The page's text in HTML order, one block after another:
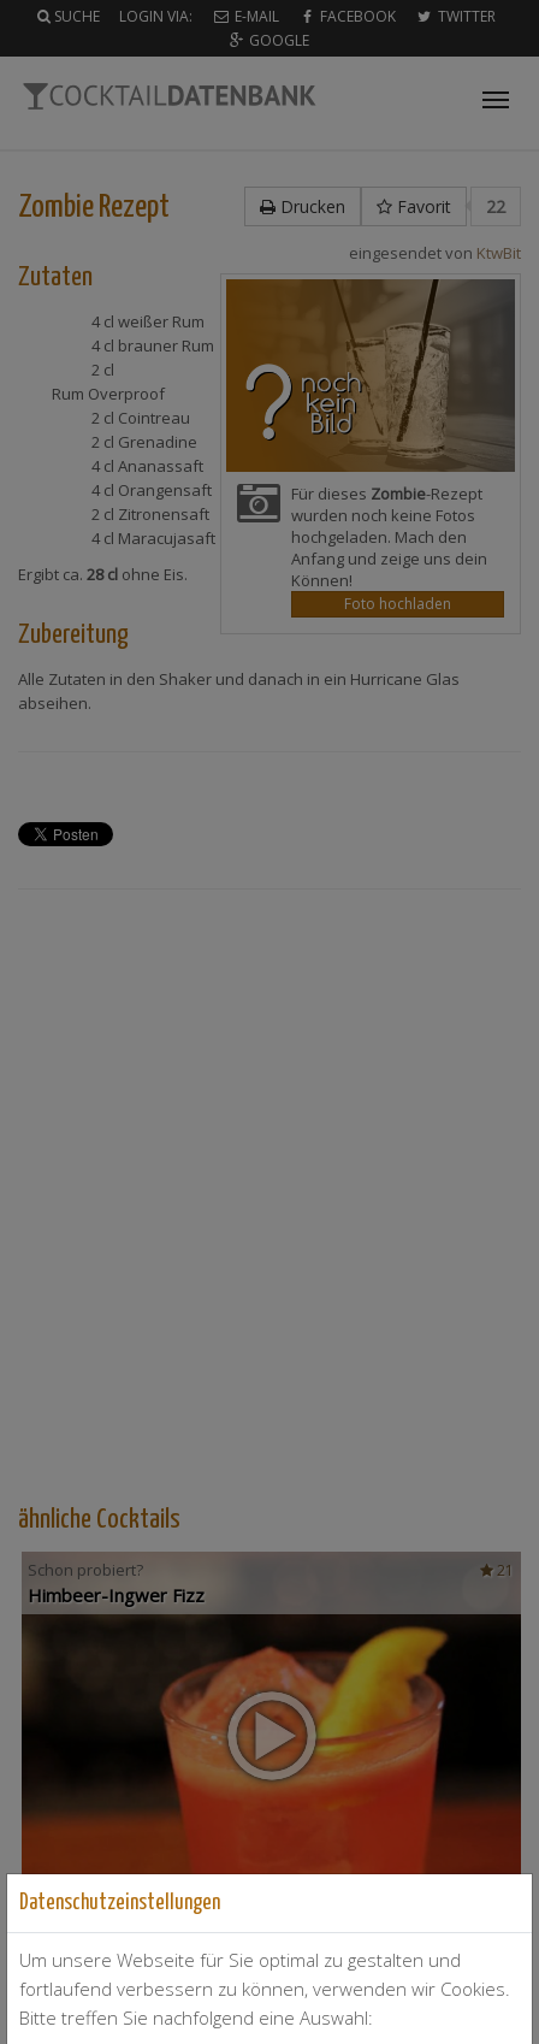
SUCHE LOGIN VIA: E-MAIL FACEBOOK
TWITTER
GOOGLE
Drucken Favorit 22
Zombie Rezept
eingesendet von KtwBit
Für dieses Zombie-Rezept
wurden noch keine Fotos
hochgeladen. Mach den
Anfang und zeige uns dein
Können!
Foto hochladen
Zutaten
4 cl weißer Rum
4 cl brauner Rum
2 cl
Rum Overproof
2 cl Cointreau
2 cl Grenadine
4 cl Ananassaft
4 cl Orangensaft
2 cl Zitronensaft
4 cl Maracujasaft
Ergibt ca. 28 cl ohne Eis.
Zubereitung
Alle Zutaten in den Shaker und danach in ein Hurricane Glas
abseihen.
ähnliche Cocktails
21
Schon probiert?
Himbeer-Ingwer Fizz
Datenschutzeinstellungen
Um unsere Webseite für Sie optimal zu gestalten und
fortlaufend verbessern zu können, verwenden wir Cookies.
Bitte treffen Sie nachfolgend eine Auswahl: